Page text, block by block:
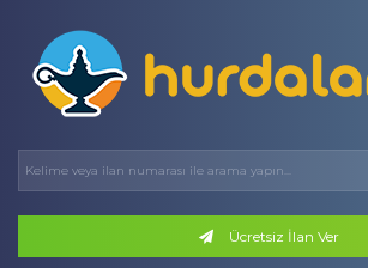
Ücretsiz İlan Ver